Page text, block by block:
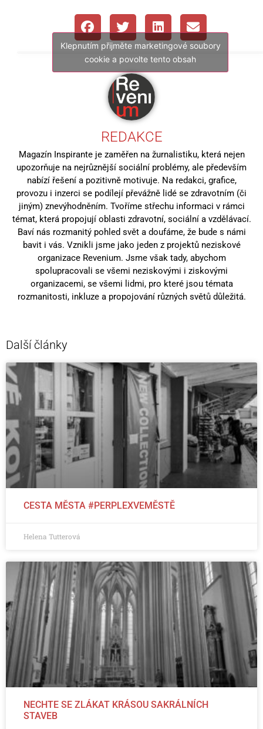
Klepnutím přijměte marketingové soubory
cookie a povolte tento obsah
REDAKCE
Magazín Inspirante je zaměřen na žurnalistiku, která nejen
upozorňuje na nejrůznější sociální problémy, ale především
nabízí řešení a pozitivně motivuje. Na redakci, grafice,
provozu i inzerci se podílejí převážně lidé se zdravotním (či
jiným) znevýhodněním. Tvoříme střechu informaci v rámci
témat, která propojují oblasti zdravotní, sociální a vzdělávací.
Baví nás rozmanitý pohled svět a doufáme, že bude s námi
bavit i vás. Vznikli jsme jako jeden z projektů neziskové
organizace Revenium. Jsme však tady, abychom
spolupracovali se všemi neziskovými i ziskovými
organizacemi, se všemi lidmi, pro které jsou témata
rozmanitosti, inkluze a propojování různých světů důležitá.
Další články
CESTA MĚSTA #PERPLEXVEMĚSTĚ
Helena Tutterová
NECHTE SE ZLÁKAT KRÁSOU SAKRÁLNÍCH
STAVEB